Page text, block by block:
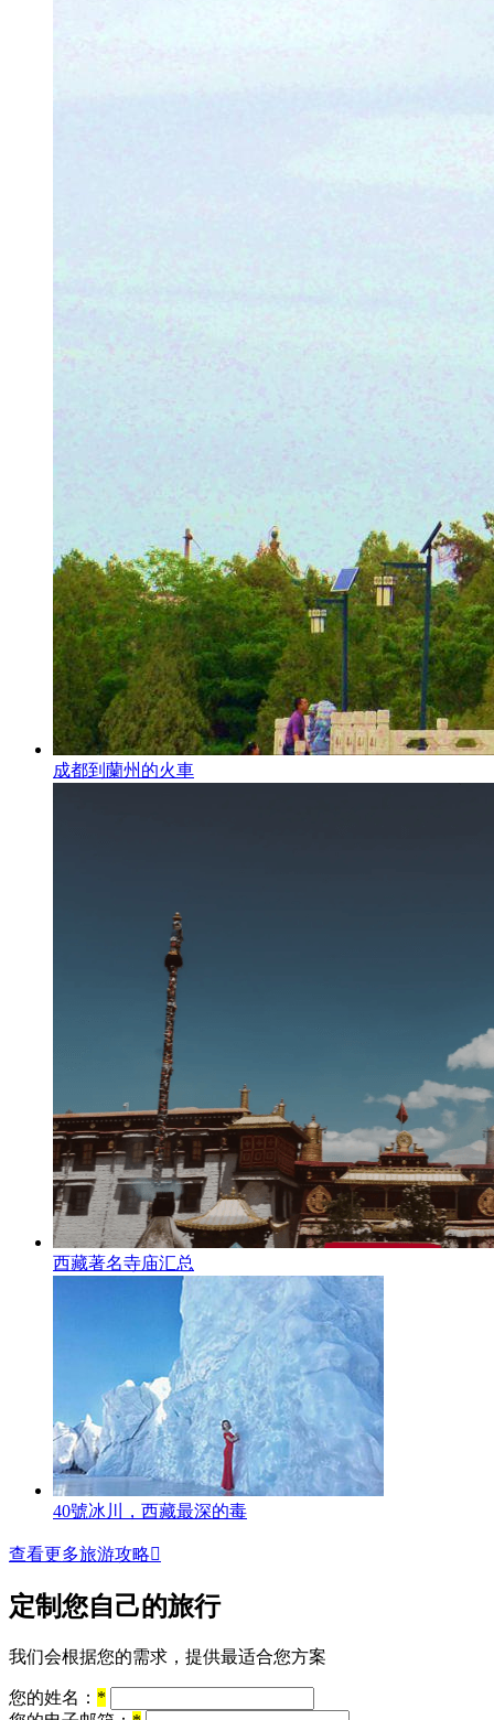
成都到蘭州的火車
西藏著名寺庙汇总
40號冰川，西藏最深的毒
查看更多旅游攻略
定制您自己的旅行
我们会根据您的需求，提供最适合您方案
您的姓名： *